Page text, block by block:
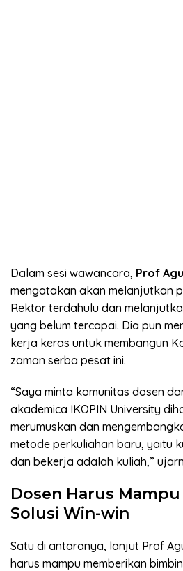
Dalam sesi wawancara, Prof
mengatakan akan melanjutkan
Rektor terdahulu dan
yang belum tercapai. Dia pun
kerja keras untuk membangun
zaman serba pesat ini.
“Saya minta komunitas dosen
akademica IKOPIN University
merumuskan dan
metode perkuliahan baru, yaitu
dan bekerja adalah kuliah,”
Dosen Harus
Solusi Win-win
Satu di antaranya, lanjut Prof
harus mampu memberikan